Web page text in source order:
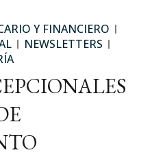
Y FINANCIERO
NEWSLETTERS